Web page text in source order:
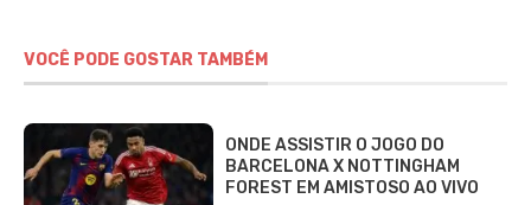
VOCÊ PODE GOSTAR TAMBÉM
ONDE ASSISTIR O JOGO DO
BARCELONA X NOTTINGHAM
FOREST EM AMISTOSO AO VIVO